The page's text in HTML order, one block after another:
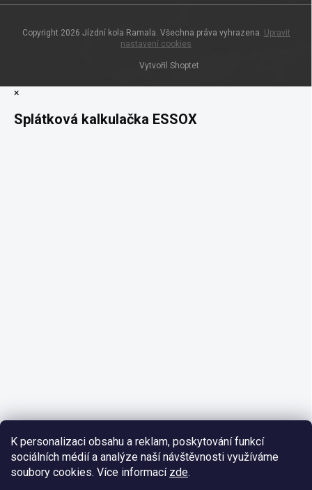
K personalizaci obsahu a reklam, poskytování funkcí
sociálních médií a analýze naší návštěvnosti využíváme
soubory cookies. Více informací zde.
Vytvořil Shoptet
Copyright 2026 Jízdní kola Ramala. Všechna práva vyhrazena. Upravit
nastavení cookies
×
Splátková kalkulačka ESSOX